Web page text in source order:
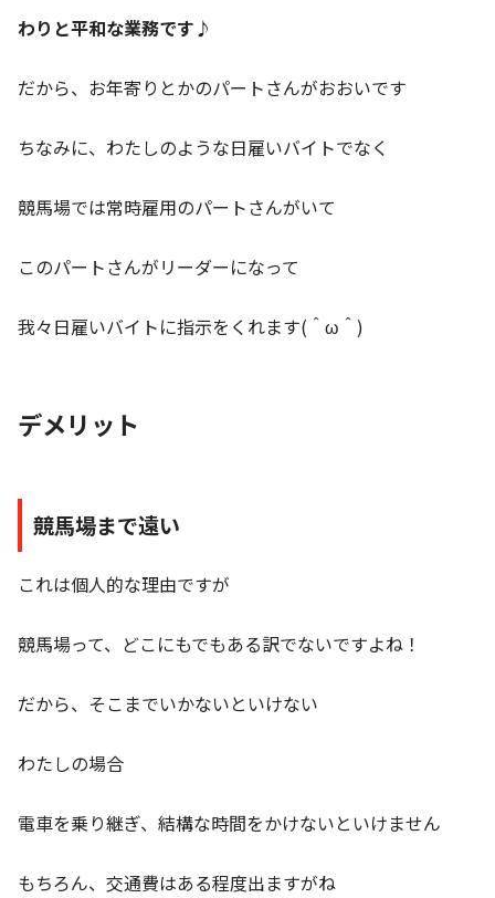
わりと平和な業務です♪
だから、お年寄りとかのパートさんがおおいです
ちなみに、わたしのような日雇いバイトでなく
競馬場では常時雇用のパートさんがいて
このパートさんがリーダーになって
我々日雇いバイトに指示をくれます(＾ω＾)
デメリット
競馬場まで遠い
これは個人的な理由ですが
競馬場って、どこにもでもある訳でないですよね！
だから、そこまでいかないといけない
わたしの場合
電車を乗り継ぎ、結構な時間をかけないといけません
もちろん、交通費はある程度出ますがね